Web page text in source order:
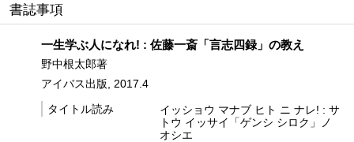
書誌事項
一生学ぶ人になれ! : 佐藤一斎「言志四録」の教え
野中根太郎著
アイバス出版, 2017.4
タイトル読み
イッショウ マナブ ヒト ニ ナレ! : サ
トウ イッサイ「ゲンシ シロク」ノ
オシエ